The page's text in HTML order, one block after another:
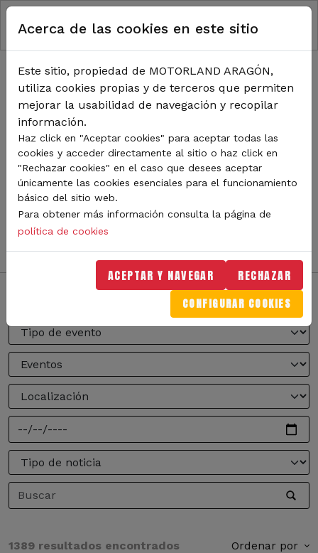
Pasar al contenido principal
RUTA DE NAVEGACIÓN
Inicio Noticias
TODA LA ACTUALIDAD DE
MOTORLAND
Sigue de cerca todas las novedades de MotorLand
Aragón. Aquí encontrarás noticias sobre eventos,
competiciones, pilotos, novedades del circuito y
mucho más. Filtra por categoría o tipo de contenido y
no te pierdas nada del mundo del motor.
1389 resultados encontrados Ordenar por
Acerca de las cookies en este sitio
Este sitio, propiedad de MOTORLAND ARAGÓN,
utiliza cookies propias y de terceros que permiten
mejorar la usabilidad de navegación y recopilar
información.
Haz click en "Aceptar cookies" para aceptar todas las
cookies y acceder directamente al sitio o haz click en
"Rechazar cookies" en el caso que desees aceptar
únicamente las cookies esenciales para el funcionamiento
básico del sitio web.
Para obtener más información consulta la página de
política de cookies
ACEPTAR Y NAVEGAR RECHAZAR
CONFIGURAR COOKIES